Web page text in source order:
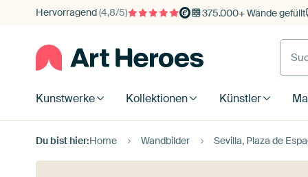
Hervorragend(4,8/5) 375.000+ Wände gefüllt
Kunstwerke Kollektionen Künstler
Du bist hier:Home Wandbilder Sevilla, Plaza de